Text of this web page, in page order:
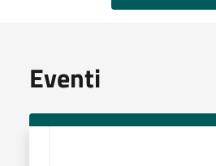
Eventi